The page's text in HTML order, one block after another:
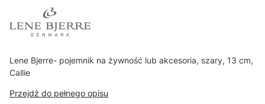
Lene Bjerre- pojemnik na żywność lub akcesoria, szary, 13 cm,
Callie
Przejdź do pełnego opisu